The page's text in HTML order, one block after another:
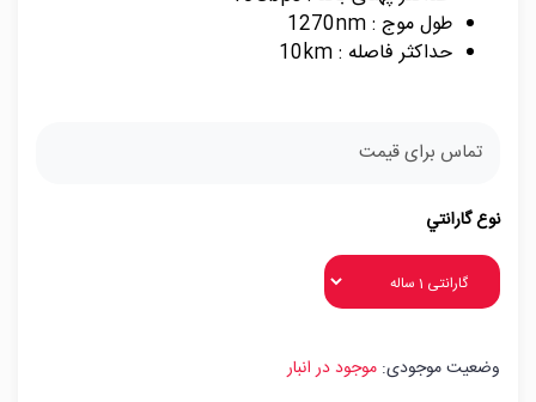
طول موج : 1270nm
حداکثر فاصله : 10km
تماس برای قیمت
نوع گارانتي
وضعیت موجودی: موجود در انبار